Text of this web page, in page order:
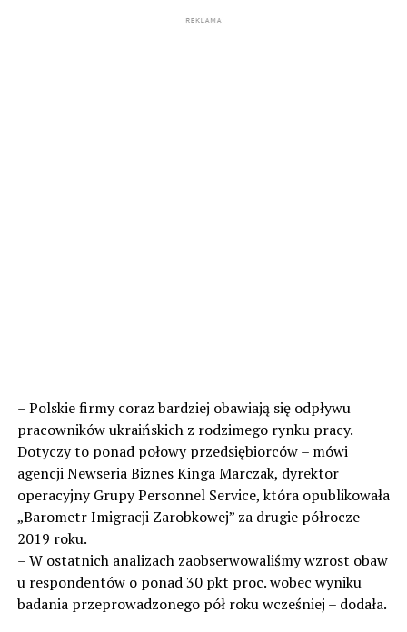
– Polskie firmy coraz bardziej obawiają się odpływu
pracowników ukraińskich z rodzimego rynku pracy.
Dotyczy to ponad połowy przedsiębiorców – mówi
agencji Newseria Biznes Kinga Marczak, dyrektor
operacyjny Grupy Personnel Service, która opublikowała
„Barometr Imigracji Zarobkowej” za drugie półrocze
2019 roku.
– W ostatnich analizach zaobserwowaliśmy wzrost obaw
u respondentów o ponad 30 pkt proc. wobec wyniku
badania przeprowadzonego pół roku wcześniej – dodała.